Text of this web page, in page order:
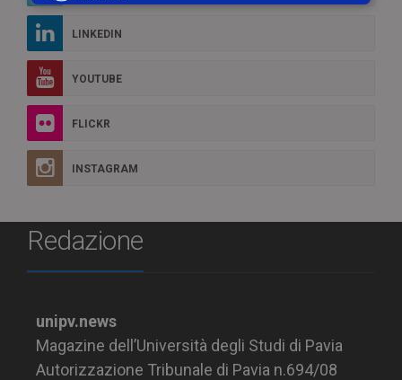
LINKEDIN
YOUTUBE
FLICKR
INSTAGRAM
Redazione
unipv.news
Magazine dell’Università degli Studi di Pavia
Autorizzazione Tribunale di Pavia n.694/08